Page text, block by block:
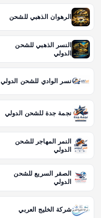
الرهوان الذهبي للشحن
النسر الذهبي للشحن
الدولي
نسر الوادي للشحن الدولي
نجمة جدة للشحن الدولي
النمر المهاجر للشحن
الدولي
الصقر السريع للشحن
الدولي
شركة الخليج العربي